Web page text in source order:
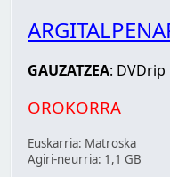
GAUZATZEA: DVDrip
OROKORRA
Euskarria: Matroska
Agiri-neurria: 1,1 GB